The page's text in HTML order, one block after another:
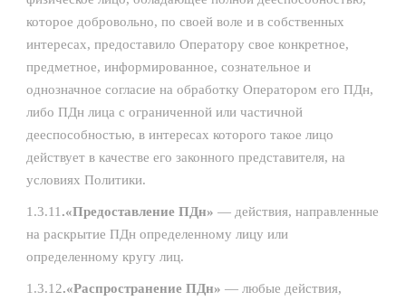
которое добровольно, по своей воле и в собственных
интересах, предоставило Оператору свое конкретное,
предметное, информированное, сознательное и
однозначное согласие на обработку Оператором его ПДн,
либо ПДн лица с ограниченной или частичной
дееспособностью, в интересах которого такое лицо
действует в качестве его законного представителя, на
условиях Политики.
1.3.11 .«Предоставление ПДн» — действия, направленные
на раскрытие ПДн определенному лицу или
определенному кругу лиц.
1.3.12.«Распространение ПДн» — любые действия,